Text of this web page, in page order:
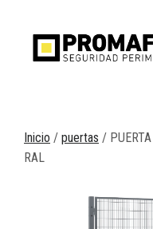
Inicio / puertas /
RAL